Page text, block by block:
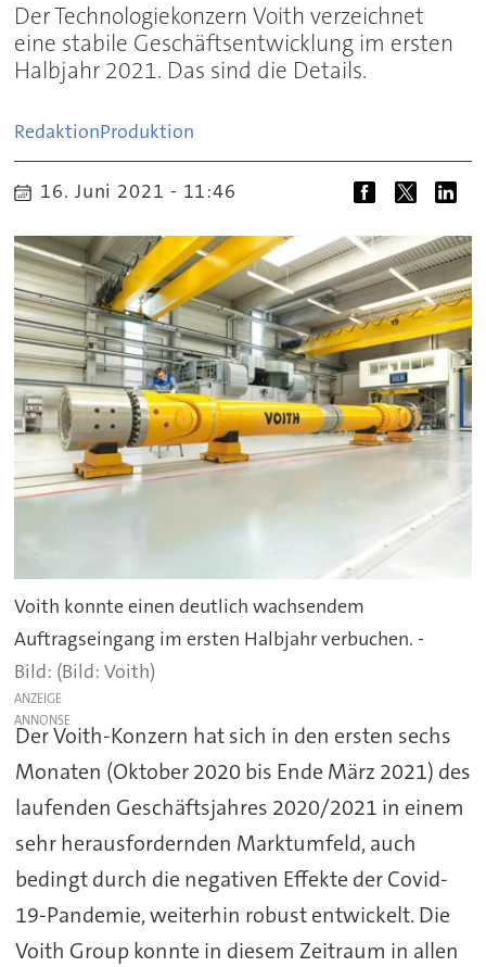
Der Technologiekonzern Voith verzeichnet
eine stabile Geschäftsentwicklung im ersten
Halbjahr 2021. Das sind die Details.
RedaktionProduktion
16. Juni 2021 - 11:46
Voith konnte einen deutlich wachsendem
Auftragseingang im ersten Halbjahr verbuchen. -
(Bild: Voith)
ANZEIGE
Der Voith-Konzern hat sich in den ersten sechs
Monaten (Oktober 2020 bis Ende März 2021) des
laufenden Geschäftsjahres 2020/2021 in einem
sehr herausfordernden Marktumfeld, auch
bedingt durch die negativen Effekte der Covid-
19-Pandemie, weiterhin robust entwickelt. Die
Voith Group konnte in diesem Zeitraum in allen